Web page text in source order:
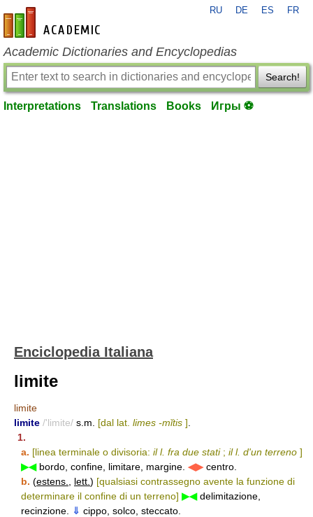
en-academic.com
RU DE ES FR
Academic Dictionaries and Encyclopedias
Search!
Interpretations Translations Books Игры ⚽
Enciclopedia Italiana
limite
limite
limite /'limite/ s.m. [dal lat. limes -mĭtis ]
1.
a. [linea terminale o divisoria: il l. fra due stati; il l. d'un terreno ]
▶◀bordo, confine, limitare, margine. ◀▶centro.
b. (estens. lett. ) [qualsiasi contrassegno avente la funzione di
determinare il confine di un terreno] ▶◀delimitazione,
recinzione.
⇓ cippo, solco, steccato.